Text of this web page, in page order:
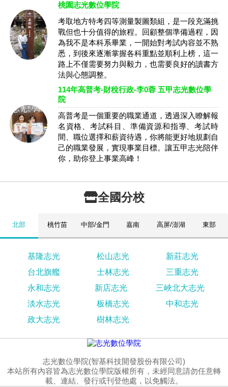
桃園志光數位學院
考取地方特考四等測量製圖類組，是一段充滿挑
戰但也十分值得的旅程。回顧整個準備過程，因
為我不是本科系畢業，一開始對考試內容並不熟
悉，到後來逐漸掌握各科重點並順利上榜，這一
路上不僅需要努力與毅力，也需要良好的讀書方
法與心態調整。
114年高普考-財稅行政-李0蓉 五甲志光數位學
院
高普考是一個重要的職業通道，透過深入瞭解報
名資格、考試科目、準備資源和指導、考試時
間、職位選擇和薪資待遇，你將能更好地規劃自
己的職業發展，實現事業目標。讓五甲志光陪伴
你，助你登上事業高峰！
全國分校
北部 桃竹苗 中部/金門 嘉南 高屏/澎湖 東部
基隆志光 松山志光
新莊志光
台北旗艦
士林志光
三重志光
永和志光
新店志光
三峽北大志光
淡水志光
板橋志光
中和志光
政大志光
樹林志光
志光數位學院(智基科技開發股份有限公司)
本站所有內容皆為志光數位學院版權所有，未經同意請勿任意轉
載、連結、發行或刊登他處，以免觸法。